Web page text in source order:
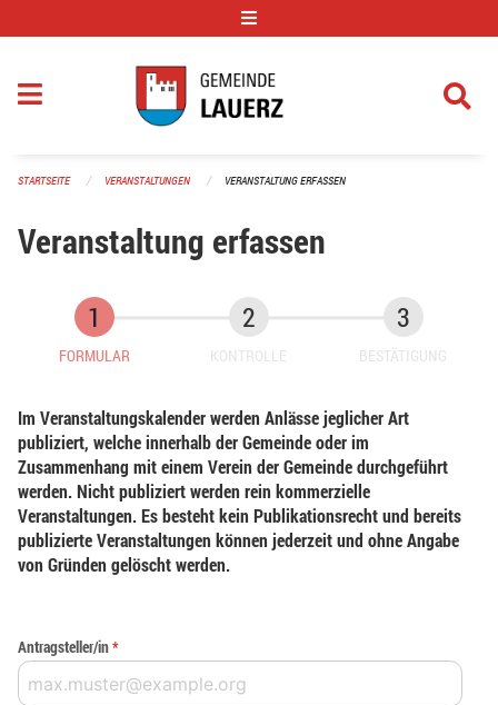
STARTSEITE VERANSTALTUNGEN VERANSTALTUNG ERFASSEN
Veranstaltung erfassen
FORMULAR KONTROLLE BESTÄTIGUNG
Im Veranstaltungskalender werden Anlässe jeglicher Art
publiziert, welche innerhalb der Gemeinde oder im
Zusammenhang mit einem Verein der Gemeinde durchgeführt
werden. Nicht publiziert werden rein kommerzielle
Veranstaltungen. Es besteht kein Publikationsrecht und bereits
publizierte Veranstaltungen können jederzeit und ohne Angabe
von Gründen gelöscht werden.
Antragsteller/in*